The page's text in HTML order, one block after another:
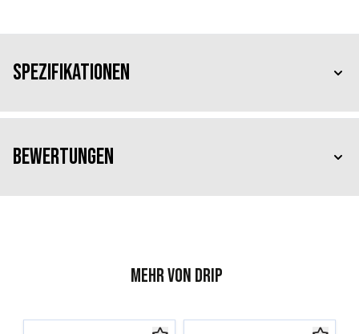
Spezifikationen
Bewertungen
Mehr von Drip